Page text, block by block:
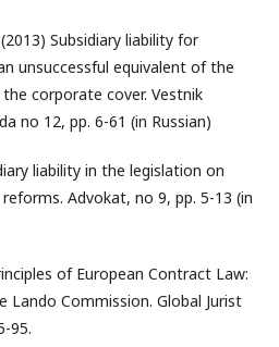
Subsidiary liability for
unsuccessful equivalent of the
corporate cover. Vestnik
no 12, pp. 6-61 (in Russian)
liability in the legislation on
Advokat, no 9, pp. 5-13 (in
of European Contract Law:
Lando Commission. Global Jurist
95.